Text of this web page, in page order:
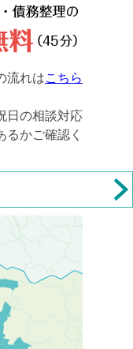
流れはこちら
日の相談対応
るかご確認く